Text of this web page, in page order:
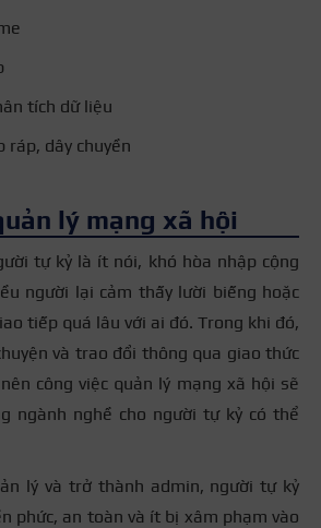
tích dữ liệu
ráp, dây chuyền
lý mạng xã hội
tự kỷ là ít nói, khó hòa nhập cộng
người lại cảm thấy lười biếng hoặc
tiếp quá lâu với ai đó. Trong khi đó,
và trao đổi thông qua giao thức
công việc quản lý mạng xã hội sẽ
ngành nghề cho người tự kỷ có thể
lý và trở thành admin, người tự kỷ
phức, an toàn và ít bị xâm phạm vào